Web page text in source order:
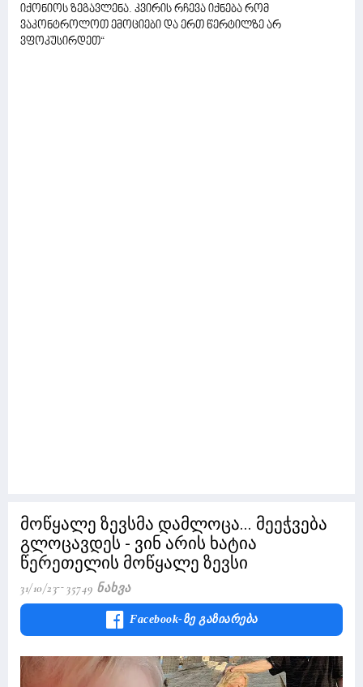
იქონიოს ზეგავლენა. კვირის რჩევა იქნება რომ
ვაკონტროლოთ ემოციები და ერთ წერტილზე არ
ვფოკუსირდეთ“
მოწყალე ზევსმა დამლოცა... მეეჭვება
გლოცავდეს - ვინ არის ხატია
წერეთელის მოწყალე ზევსი
31/10/23 35749 Ნახვა
Facebook-Ზე Გაზიარება